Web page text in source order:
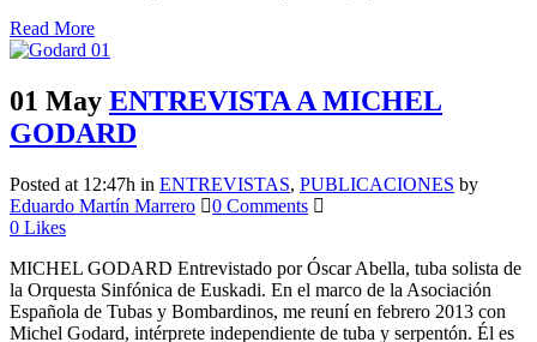
Read More
01 May ENTREVISTA A MICHEL
GODARD
Posted at 12:47h in ENTREVISTAS, PUBLICACIONES by
Eduardo Martín Marrero
0 Comments
0 Likes
MICHEL GODARD Entrevistado por Óscar Abella, tuba solista de
la Orquesta Sinfónica de Euskadi. En el marco de la Asociación
Española de Tubas y Bombardinos, me reuní en febrero 2013 con
Michel Godard, intérprete independiente de tuba y serpentón. Él es